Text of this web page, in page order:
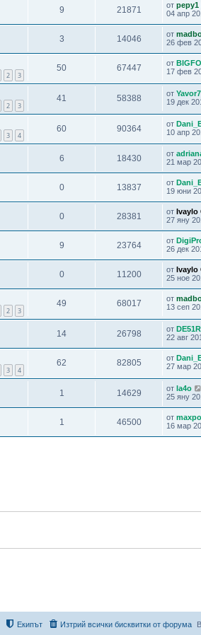
9 21871 от pepy1
04 апр
3 14046 от
26 фев
2 3
50 67447 от
17 фев
2 3
41 58388 от
19 дек
3 4
60 90364 от
10 апр
6 18430 от
21 мар
0 13837 от
19 юни
0 28381 от Ivaylo
27 яну
9 23764 от
26 дек
0 11200 от Ivaylo
25 ное
2 3
49 68017 от
13 сеп
14 26798 от
22 авг
3 4
62 82805 от
27 мар
1 14629 от la4o
25 яну
1 46500 от
16 мар
Изтрий всички бисквитки от форума
Екипът